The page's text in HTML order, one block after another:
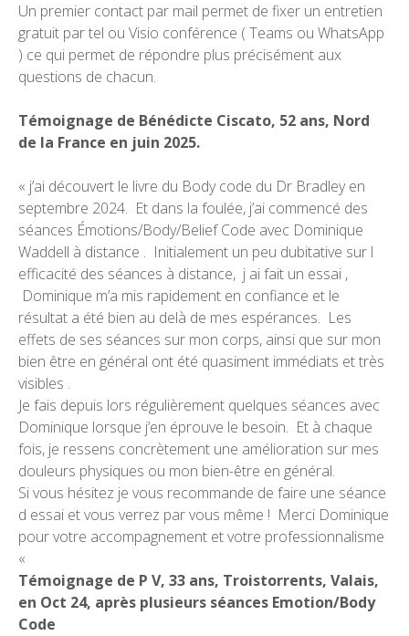
Un premier contact par mail permet de fixer un entretien
gratuit par tel ou Visio conférence ( Teams ou WhatsApp
) ce qui permet de répondre plus précisément aux
questions de chacun.
Témoignage de Bénédicte Ciscato, 52 ans, Nord
de la France en juin 2025.
« j’ai découvert le livre du Body code du Dr Bradley en
septembre 2024. Et dans la foulée, j’ai commencé des
séances Émotions/Body/Belief Code avec Dominique
Waddell à distance . Initialement un peu dubitative sur l
efficacité des séances à distance, j ai fait un essai ,
Dominique m’a mis rapidement en confiance et le
résultat a été bien au delà de mes espérances. Les
effets de ses séances sur mon corps, ainsi que sur mon
bien être en général ont été quasiment immédiats et très
visibles .
Je fais depuis lors régulièrement quelques séances avec
Dominique lorsque j’en éprouve le besoin. Et à chaque
fois, je ressens concrètement une amélioration sur mes
douleurs physiques ou mon bien-être en général.
Si vous hésitez je vous recommande de faire une séance
d essai et vous verrez par vous même ! Merci Dominique
pour votre accompagnement et votre professionnalisme
«
Témoignage de P V, 33 ans, Troistorrents, Valais,
en Oct 24, après plusieurs séances Emotion/Body
Code